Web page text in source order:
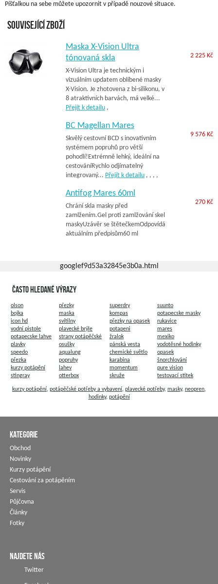
Píšťalkou na sebe můžete upozornit v případě nouzové situace.
Související zboží
Maska X-Vision Ultra
tónovaná skla
X-Vision Ultra je technickým i
vizuálním updatem oblíbené masky
X-Vision. Je zhotovena z bi-silikonu, v
8 atraktivních barvách, má velké...
Přejít k detailu
2 225 Kč
,
BC Magellan Mares
Skvělý cestovní BCD s inovativním
systémem popruhů pro větší
pohodlí!Extrémně lehký, ideální na
cestováníRychlo odjímatelný
integrovaný... Přejít k detailu
9 576 Kč
, , , ,
Antifog Mares 60ml
Chrání skla masky před
zamlžením.Gel proti zamlžování skel
maskyUzávěr se štětečkemOdpovídá
aktuálním předpisům60 ml
270 Kč
googlef9d53a32845e3b0a.html
často hledané výrazy
olson přezky superdry
suunto
bojka
maska kompas
potapecske masky
icon hd
svítilny přezky na opasek
rukavice
vodní pistole
plavecké brýle potapeni
mares
potapecske lahve
strany potápěčské žralok
mexiko
plavky
osušky pánská vesta
vodotěsné hodinky
speedo
aqualung chemické světlo
opasek
přezka
popruhy karabina
šnorchlování
kurzy potápění
lahev momentum
pure vision
stingray
otterbox skruže testovací stitek
kurzy potápění, potápěčské potřeby a vybavení, plavecké potřeby, masky, neopren,
hodinky, potápění
KATEGORIE
Obchod
Novinky
Kurzy potápění
Cestování za potápěním
Servis
Půjčovna
Články
Fotky
NAJDETE NÁS
Twitter